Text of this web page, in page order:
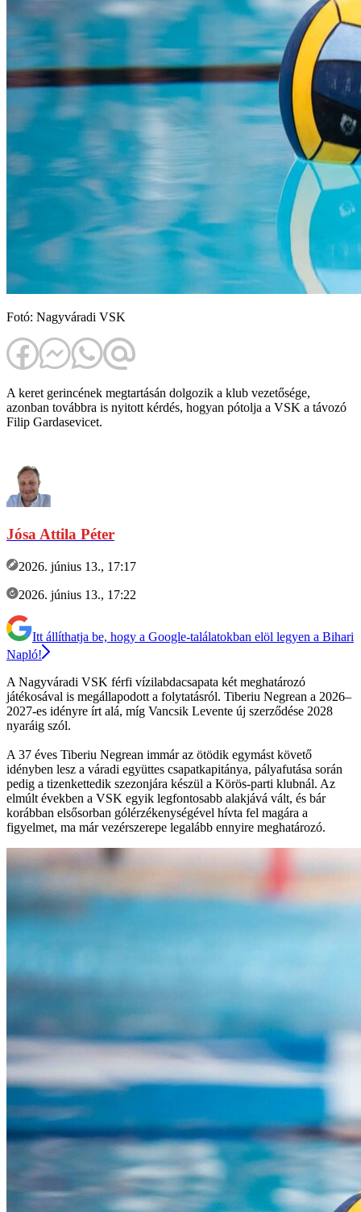
Fotó: Nagyváradi VSK
A keret gerincének megtartásán dolgozik a klub vezetősége,
azonban továbbra is nyitott kérdés, hogyan pótolja a VSK a távozó
Filip Gardasevicet.
Jósa Attila Péter
2026. június 13., 17:17
2026. június 13., 17:22
Itt állíthatja be, hogy a Google-találatokban elöl legyen a Bihari
Napló!
A Nagyváradi VSK férfi vízilabdacsapata két meghatározó
játékosával is megállapodott a folytatásról. Tiberiu Negrean a 2026–
2027-es idényre írt alá, míg Vancsik Levente új szerződése 2028
nyaráig szól.
A 37 éves Tiberiu Negrean immár az ötödik egymást követő
idényben lesz a váradi együttes csapatkapitánya, pályafutása során
pedig a tizenkettedik szezonjára készül a Körös-parti klubnál. Az
elmúlt években a VSK egyik legfontosabb alakjává vált, és bár
korábban elsősorban gólérzékenységével hívta fel magára a
figyelmet, ma már vezérszerepe legalább ennyire meghatározó.